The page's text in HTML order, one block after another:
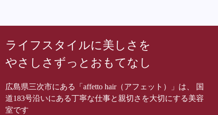
ライフスタイルに美しさを
やさしさずっとおもてなし
広島県三次市にある「affetto hair（アフェット）」は、 国
道183号沿いにある丁寧な仕事と親切さを大切にする美容
室です